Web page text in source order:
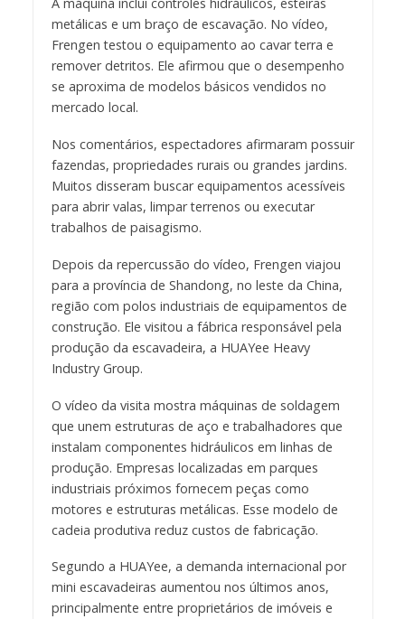
metálicas e um braço de escavação. No vídeo,
Frengen testou o equipamento ao cavar terra e
remover detritos. Ele afirmou que o desempenho
se aproxima de modelos básicos vendidos no
mercado local.
Nos comentários, espectadores afirmaram possuir
fazendas, propriedades rurais ou grandes jardins.
Muitos disseram buscar equipamentos acessíveis
para abrir valas, limpar terrenos ou executar
trabalhos de paisagismo.
Depois da repercussão do vídeo, Frengen viajou
para a província de Shandong, no leste da China,
região com polos industriais de equipamentos de
construção. Ele visitou a fábrica responsável pela
produção da escavadeira, a HUAYee Heavy
Industry Group.
O vídeo da visita mostra máquinas de soldagem
que unem estruturas de aço e trabalhadores que
instalam componentes hidráulicos em linhas de
produção. Empresas localizadas em parques
industriais próximos fornecem peças como
motores e estruturas metálicas. Esse modelo de
cadeia produtiva reduz custos de fabricação.
Segundo a HUAYee, a demanda internacional por
mini escavadeiras aumentou nos últimos anos,
principalmente entre proprietários de imóveis e